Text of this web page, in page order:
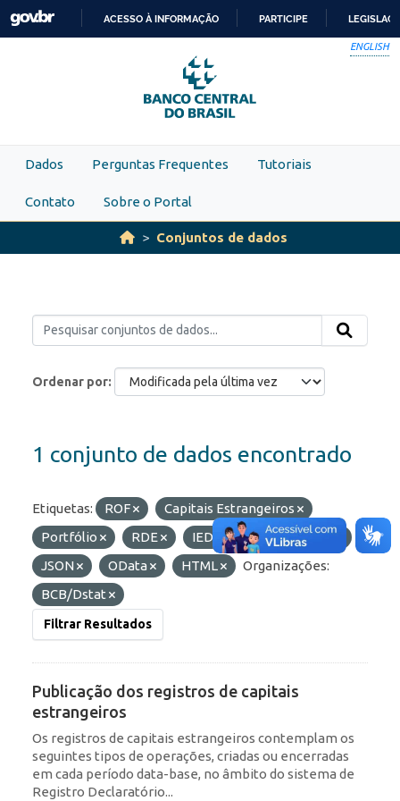
Skip to main content
PARA
O
CONTEÚDO
ACESSO À INFORMAÇÃO PARTICIPE
ENGLISH
Dados Perguntas Frequentes Tutoriais
Contato Sobre o Portal
Conjuntos de dados
Ordenar por
1 conjunto de dados encontrado
Etiquetas: ROF
Capitais Estrangeiros
Portfólio
RDE IED Formatos:
API
JSON
OData HTML
Organizações:
BCB/Dstat
Filtrar Resultados
Publicação dos registros de capitais
estrangeiros
Os registros de capitais estrangeiros contemplam os
seguintes tipos de operações, criadas ou encerradas
em cada período data-base, no âmbito do sistema de
Registro Declaratório...